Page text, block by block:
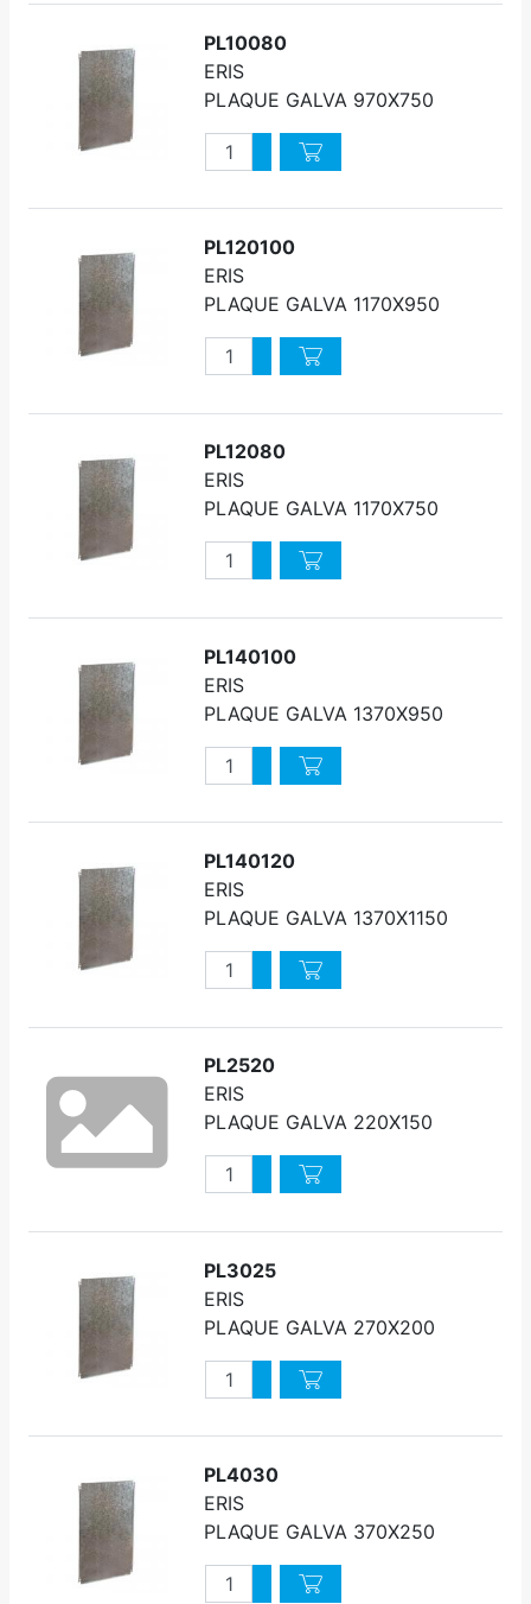
PL10080
ERIS
PLAQUE GALVA 970X750
QuantitéAugmenter quantité
Diminuer quantité
PL120100
ERIS
PLAQUE GALVA 1170X950
QuantitéAugmenter quantité
Diminuer quantité
PL12080
ERIS
PLAQUE GALVA 1170X750
QuantitéAugmenter quantité
Diminuer quantité
PL140100
ERIS
PLAQUE GALVA 1370X950
QuantitéAugmenter quantité
Diminuer quantité
PL140120
ERIS
PLAQUE GALVA 1370X1150
QuantitéAugmenter quantité
Diminuer quantité
PL2520
ERIS
PLAQUE GALVA 220X150
QuantitéAugmenter quantité
Diminuer quantité
PL3025
ERIS
PLAQUE GALVA 270X200
QuantitéAugmenter quantité
Diminuer quantité
PL4030
ERIS
PLAQUE GALVA 370X250
QuantitéAugmenter quantité